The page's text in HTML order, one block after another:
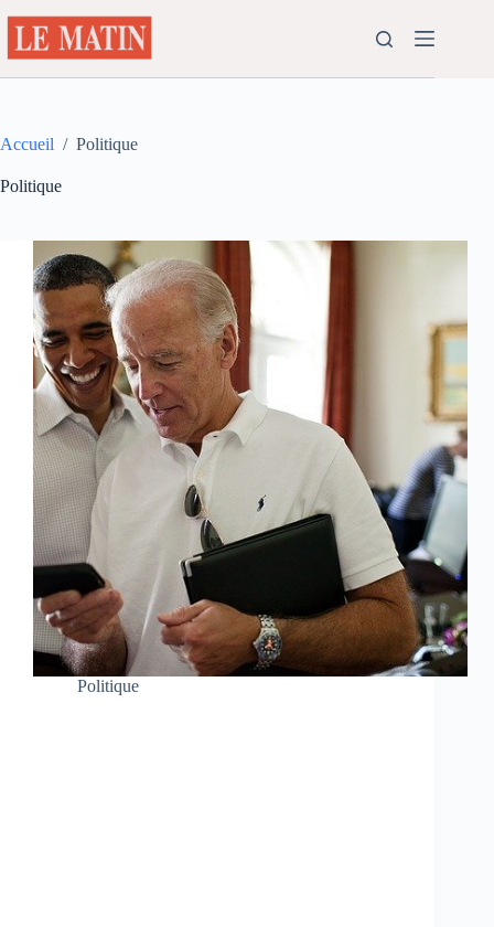
au
contenu
Accueil / Politique
Politique
Politique